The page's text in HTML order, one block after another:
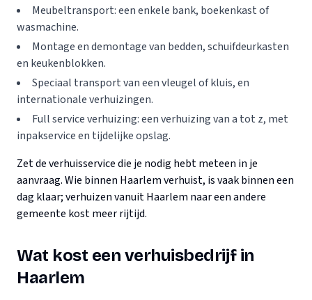
Meubeltransport: een enkele bank, boekenkast of
wasmachine.
Montage en demontage van bedden, schuifdeurkasten
en keukenblokken.
Speciaal transport van een vleugel of kluis, en
internationale verhuizingen.
Full service verhuizing: een verhuizing van a tot z, met
inpakservice en tijdelijke opslag.
Zet de verhuisservice die je nodig hebt meteen in je
aanvraag. Wie binnen Haarlem verhuist, is vaak binnen een
dag klaar; verhuizen vanuit Haarlem naar een andere
gemeente kost meer rijtijd.
Wat kost een verhuisbedrijf in
Haarlem